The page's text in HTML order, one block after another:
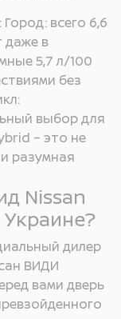
всего 6,6
даже в
5,7 л/100
без
выбор для
– это не
разумная
Nissan
дилер
ВИДИ
вами дверь